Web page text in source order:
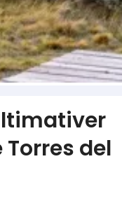
del